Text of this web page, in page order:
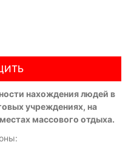
нахождения людей в
учреждениях, на
массового отдыха.